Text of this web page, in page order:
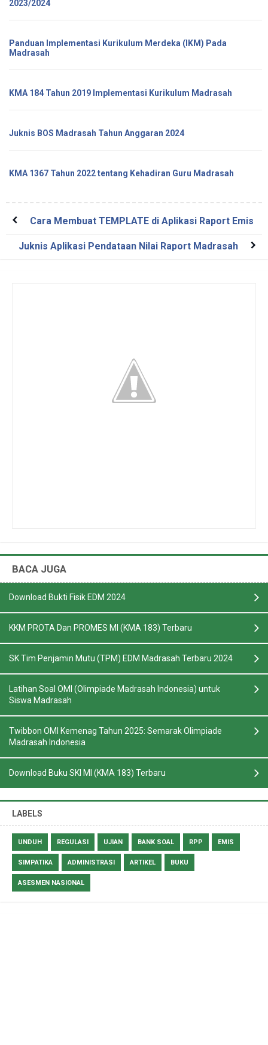
2023/2024
Panduan Implementasi Kurikulum Merdeka (IKM) Pada
Madrasah
KMA 184 Tahun 2019 Implementasi Kurikulum Madrasah
Juknis BOS Madrasah Tahun Anggaran 2024
KMA 1367 Tahun 2022 tentang Kehadiran Guru Madrasah
Cara Membuat TEMPLATE di Aplikasi Raport Emis
Juknis Aplikasi Pendataan Nilai Raport Madrasah
BACA JUGA
Download Bukti Fisik EDM 2024
KKM PROTA Dan PROMES MI (KMA 183) Terbaru
SK Tim Penjamin Mutu (TPM) EDM Madrasah Terbaru 2024
Latihan Soal OMI (Olimpiade Madrasah Indonesia) untuk
Siswa Madrasah
Twibbon OMI Kemenag Tahun 2025: Semarak Olimpiade
Madrasah Indonesia
Download Buku SKI MI (KMA 183) Terbaru
LABELS
UNDUH REGULASI UJIAN BANK SOAL RPP EMIS
SIMPATIKA ADMINISTRASI ARTIKEL BUKU
ASESMEN NASIONAL